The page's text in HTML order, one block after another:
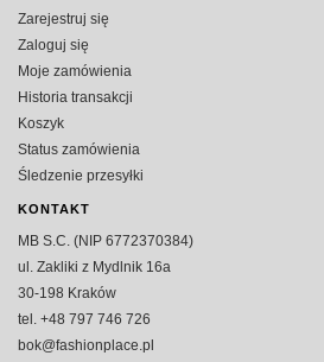
Zarejestruj się
Zaloguj się
Moje zamówienia
Historia transakcji
Koszyk
Status zamówienia
Śledzenie przesyłki
KONTAKT
MB S.C. (NIP 6772370384)
ul. Zakliki z Mydlnik 16a
30-198 Kraków
tel. +48 797 746 726
bok@fashionplace.pl